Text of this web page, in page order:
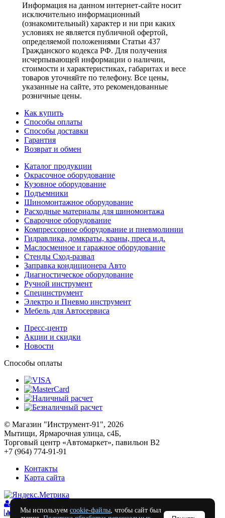
Информация на данном интернет-сайте носит
исключительно информационный
(ознакомительный) характер и ни при каких
условиях не является публичной офертой,
определяемой положениями Статьи 437
Гражданского кодекса РФ. Для получения
исчерпывающей информации о наличии,
стоимости и характеристиках, габаритах и весе
товаров уточняйте по телефону. Все цены,
указанные на сайте, это рекомендованные
розничные цены.
Как купить
Способы оплаты
Способы доставки
Гарантия
Возврат и обмен
Каталог продукции
Окрасочное оборудование
Кузовное оборудование
Подъемники
Шиномонтажное оборудование
Расходные материалы для шиномонтажа
Сварочное оборудование
Компрессорное оборудование и пневмолинии
Гидравлика, домкраты, краны, преса и.д.
Маслосменное и гаражное оборудование
Стенды Сход-развал
Заправка кондиционера Авто
Диагностическое оборудование
Ручной инструмент
Специнструмент
Электро и Пневмо инструмент
Мебель для Автосервиса
Пресс-центр
Акции и скидки
Новости
Способы оплаты
© Магазин "Инструмент-91", 2026
Мытищи, Ярмарочная улица, с4Б,
Торговый центр «Автомаркет», павильон В2
+7 (964) 774-91-91
Контакты
Карта сайта
Сравнение 0
Мы используем cookie-файлы, чтобы сайт был